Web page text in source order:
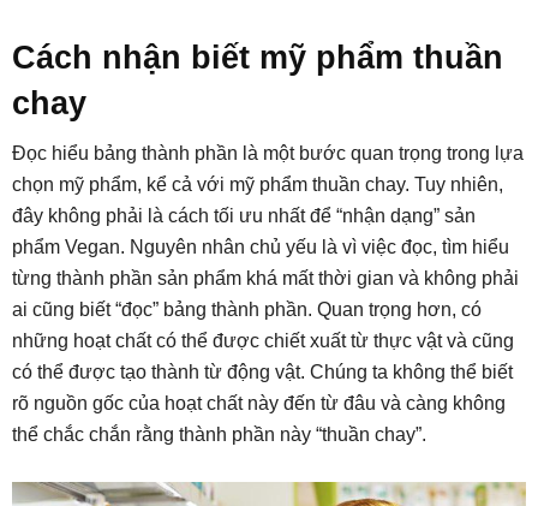
Cách nhận biết mỹ phẩm thuần
chay
Đọc hiểu bảng thành phần là một bước quan trọng trong lựa
chọn mỹ phẩm, kể cả với mỹ phẩm thuần chay. Tuy nhiên,
đây không phải là cách tối ưu nhất để “nhận dạng” sản
phẩm Vegan. Nguyên nhân chủ yếu là vì việc đọc, tìm hiểu
từng thành phần sản phẩm khá mất thời gian và không phải
ai cũng biết “đọc” bảng thành phần. Quan trọng hơn, có
những hoạt chất có thể được chiết xuất từ thực vật và cũng
có thể được tạo thành từ động vật. Chúng ta không thể biết
rõ nguồn gốc của hoạt chất này đến từ đâu và càng không
thể chắc chắn rằng thành phần này “thuần chay”.